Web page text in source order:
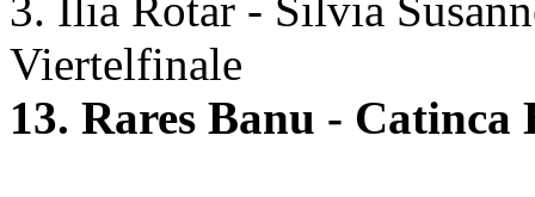
Viertelfinale
13. Rares Banu -